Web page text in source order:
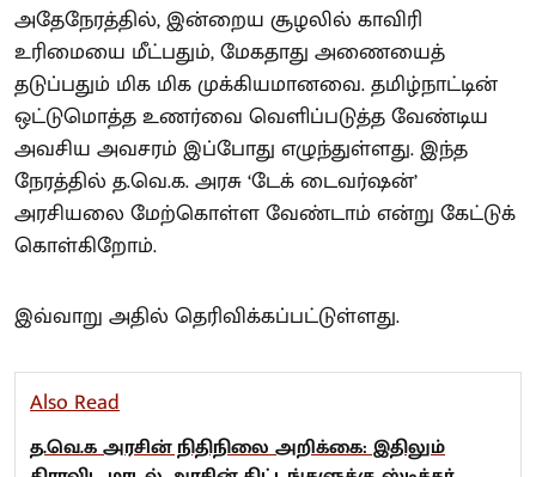
அதேநேரத்தில், இன்றைய சூழலில் காவிரி
உரிமையை மீட்பதும், மேகதாது அணையைத்
தடுப்பதும் மிக மிக முக்கியமானவை. தமிழ்நாட்டின்
ஒட்டுமொத்த உணர்வை வெளிப்படுத்த வேண்டிய
அவசிய அவசரம் இப்போது எழுந்துள்ளது. இந்த
நேரத்தில் த.வெ.க. அரசு ‘டேக் டைவர்ஷன்’
அரசியலை மேற்கொள்ள வேண்டாம் என்று கேட்டுக்
கொள்கிறோம்.
இவ்வாறு அதில் தெரிவிக்கப்பட்டுள்ளது.
Also Read
த.வெ.க அரசின் நிதிநிலை அறிக்கை: இதிலும்